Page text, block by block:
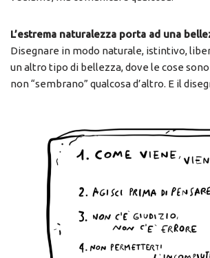
L’estrema naturalezza porta ad una
Disegnare in modo naturale, istintivo,
un altro tipo di bellezza, dove le cose
non “sembrano” qualcosa d’altro. E il